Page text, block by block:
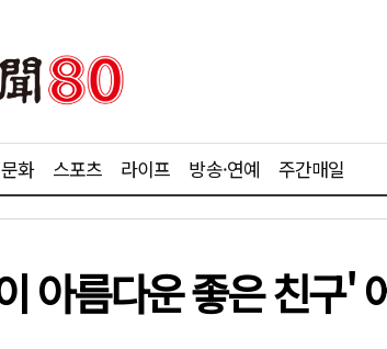
문화 스포츠 라이프 방송·연예 주간매일
아름다운 좋은 친구'